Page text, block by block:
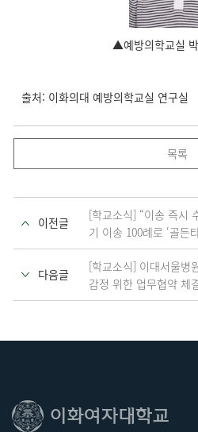
▲예방의학교실
출처: 이화의대 예방의학교실 연구실
목록
이전글
[학교소식] “이송 즉시
기 이송 100례로 ‘골든
다음글
[학교소식] 이대서울병
감정 위한 업무협약 체